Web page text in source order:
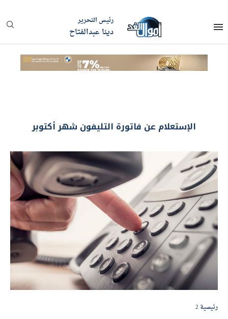
رئيس التحرير
دينا عبدالفتاح
الإستعلام عن فاتورة التليفون شهر أكتوبر
رئيسية 2